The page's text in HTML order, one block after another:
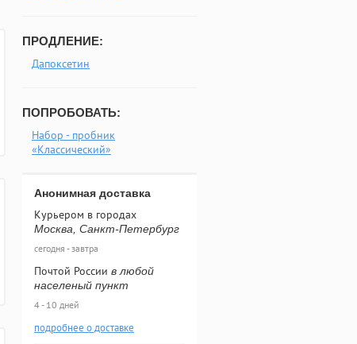
ПРОДЛЕНИЕ:
Дапоксетин
ПОПРОБОВАТЬ:
Набор - пробник
«Классический»
Анонимная доставка
Курьером в городах
Москва, Санкт-Петербург
сегодня - завтра
Почтой России в любой
населеный пункт
4 - 10 дней
подробнее о доставке